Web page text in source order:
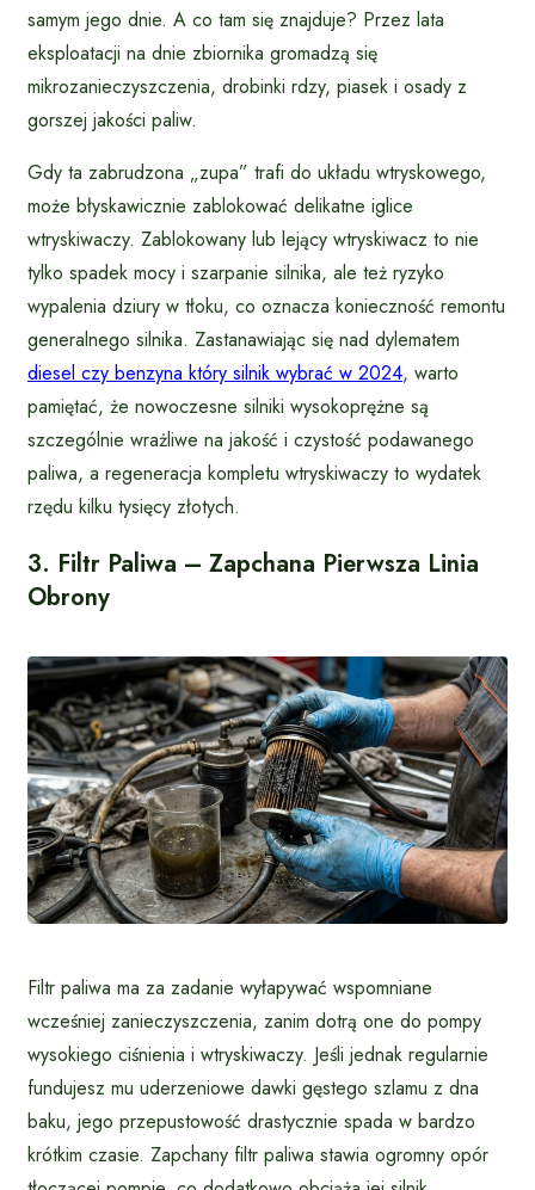
samym jego dnie. A co tam się znajduje? Przez lata
eksploatacji na dnie zbiornika gromadzą się
mikrozanieczyszczenia, drobinki rdzy, piasek i osady z
gorszej jakości paliw.
Gdy ta zabrudzona „zupa” trafi do układu wtryskowego,
może błyskawicznie zablokować delikatne iglice
wtryskiwaczy. Zablokowany lub lejący wtryskiwacz to nie
tylko spadek mocy i szarpanie silnika, ale też ryzyko
wypalenia dziury w tłoku, co oznacza konieczność remontu
generalnego silnika. Zastanawiając się nad dylematem
diesel czy benzyna który silnik wybrać w 2024, warto
pamiętać, że nowoczesne silniki wysokoprężne są
szczególnie wrażliwe na jakość i czystość podawanego
paliwa, a regeneracja kompletu wtryskiwaczy to wydatek
rzędu kilku tysięcy złotych.
3. Filtr Paliwa – Zapchana Pierwsza Linia
Obrony
Filtr paliwa ma za zadanie wyłapywać wspomniane
wcześniej zanieczyszczenia, zanim dotrą one do pompy
wysokiego ciśnienia i wtryskiwaczy. Jeśli jednak regularnie
fundujesz mu uderzeniowe dawki gęstego szlamu z dna
baku, jego przepustowość drastycznie spada w bardzo
krótkim czasie. Zapchany filtr paliwa stawia ogromny opór